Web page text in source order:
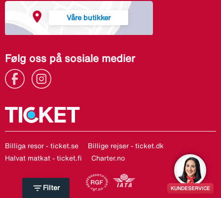
filter_list Filter
Våre butikker
Følg oss på sosiale medier
Billiga resor - ticket.se
Billige rejser - ticket.dk
Halvat matkat - ticket.fi
Charter.no
KUNDESERVICE